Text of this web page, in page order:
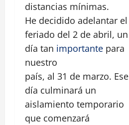
distancias mínimas.
He decidido adelantar el
feriado del 2 de abril, un
día tan importante para
nuestro
país, al 31 de marzo. Ese
día culminará un
aislamiento temporario
que comenzará